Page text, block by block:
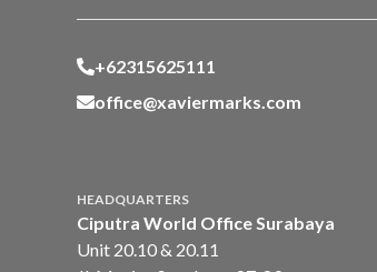
+62315625111
office@xaviermarks.com
HEADQUARTERS
Ciputra World Office Surabaya
Unit 20.10 & 20.11